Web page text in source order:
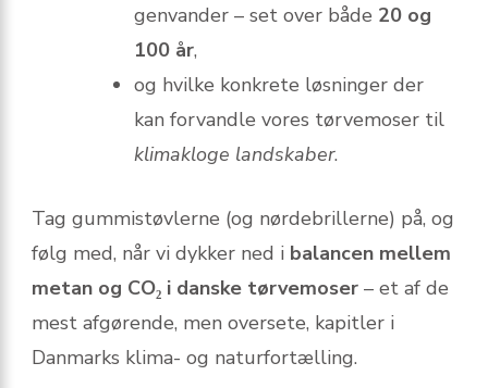
genvander – set over både 20 og
100 år,
og hvilke konkrete løsninger der
kan forvandle vores tørvemoser til
klimakloge landskaber.
Tag gummistøvlerne (og nørdebrillerne) på, og
følg med, når vi dykker ned i balancen mellem
metan og CO₂ i danske tørvemoser – et af de
mest afgørende, men oversete, kapitler i
Danmarks klima- og naturfortælling.